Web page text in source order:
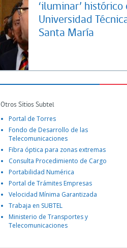
‘iluminar’
Universidad
Santa María
Otros Sitios Subtel
Portal de Torres
Fondo de Desarrollo de las
Telecomunicaciones
Fibra óptica para zonas extremas
Consulta Procedimiento de Cargo
Portabilidad Numérica
Portal de Trámites Empresas
Velocidad Mínima Garantizada
Trabaja en SUBTEL
Ministerio de Transportes y
Telecomunicaciones